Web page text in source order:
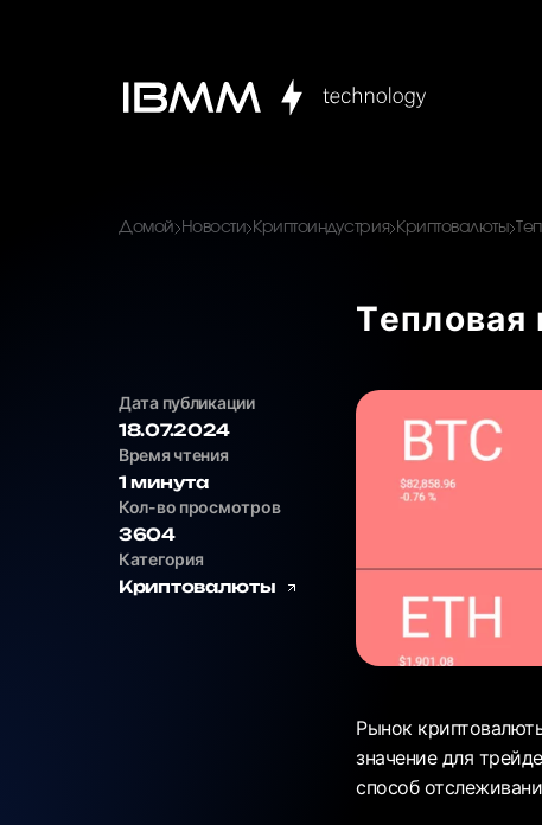
Домой Новости Криптоиндустрия Криптовалюты
Tепловая
Дата публикации
18.07.2024
Время чтения
1 минута
Кол-во просмотров
3604
Категория
Криптовалюты
Рынок
значение для
способ